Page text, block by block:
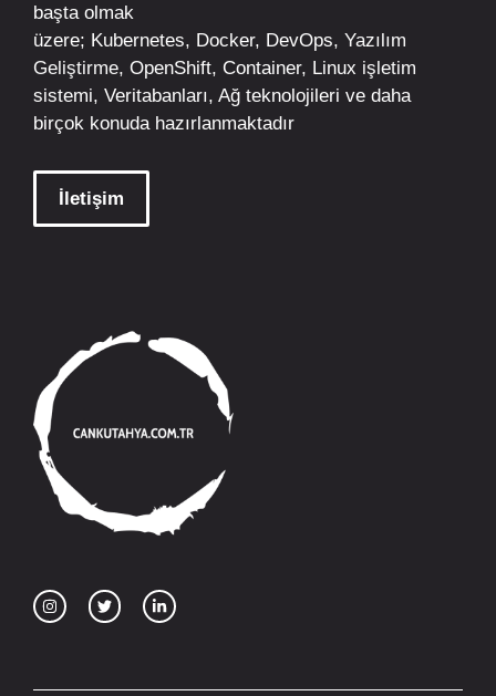
başta olmak
üzere; Kubernetes, Docker, DevOps, Yazılım
Geliştirme, OpenShift, Container, Linux işletim
sistemi, Veritabanları, Ağ teknolojileri ve daha
birçok konuda hazırlanmaktadır
İletişim